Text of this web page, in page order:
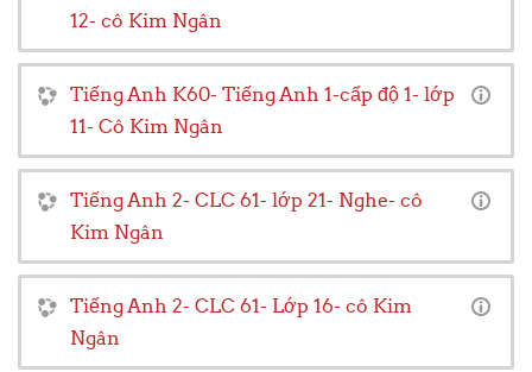
12- cô Kim Ngân
Tiếng Anh K60- Tiếng Anh 1-cấp độ 1- lớp
11- Cô Kim Ngân
Tiếng Anh 2- CLC 61- lớp 21- Nghe- cô
Kim Ngân
Tiếng Anh 2- CLC 61- Lớp 16- cô Kim
Ngân